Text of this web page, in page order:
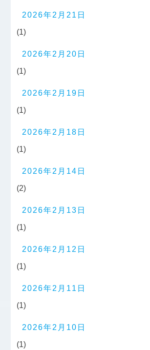
2026年2月21日
(1)
2026年2月20日
(1)
2026年2月19日
(1)
2026年2月18日
(1)
2026年2月14日
(2)
2026年2月13日
(1)
2026年2月12日
(1)
2026年2月11日
(1)
2026年2月10日
(1)